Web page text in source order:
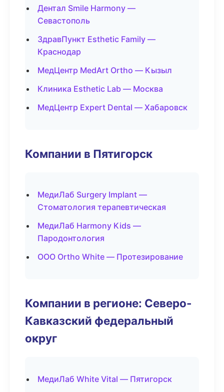
Дентал Smile Harmony —
Севастополь
ЗдравПункт Esthetic Family —
Краснодар
МедЦентр MedArt Ortho — Кызыл
Клиника Esthetic Lab — Москва
МедЦентр Expert Dental — Хабаровск
Компании в Пятигорск
МедиЛаб Surgery Implant —
Стоматология терапевтическая
МедиЛаб Harmony Kids —
Пародонтология
ООО Ortho White — Протезирование
Компании в регионе: Северо-
Кавказский федеральный
округ
МедиЛаб White Vital — Пятигорск